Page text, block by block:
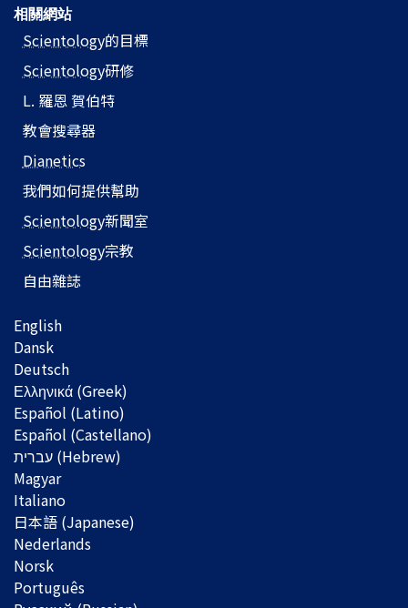
相關網站
Scientology的目標
Scientology研修
L. 羅恩 賀伯特
教會搜尋器
Dianetics
我們如何提供幫助
Scientology新聞室
Scientology宗教
自由雜誌
English
Dansk
Deutsch
Ελληνικά (Greek)
Español (Latino)
Español (Castellano)
Magyar
Italiano
日本語 (Japanese)
Nederlands
Norsk
Português